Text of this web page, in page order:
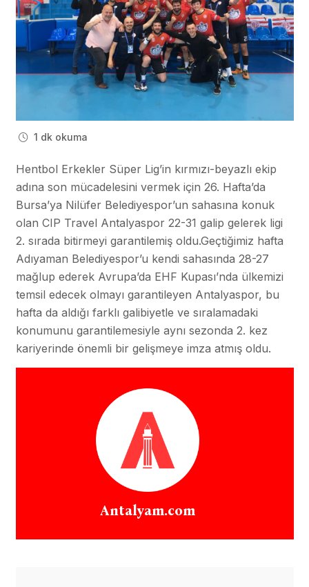
1 dk okuma
Hentbol Erkekler Süper Lig’in kırmızı-beyazlı ekip
adına son mücadelesini vermek için 26. Hafta’da
Bursa’ya Nilüfer Belediyespor’un sahasına konuk
olan CIP Travel Antalyaspor 22-31 galip gelerek ligi
2. sırada bitirmeyi garantilemiş oldu.Geçtiğimiz hafta
Adıyaman Belediyespor’u kendi sahasında 28-27
mağlup ederek Avrupa’da EHF Kupası’nda ülkemizi
temsil edecek olmayı garantileyen Antalyaspor, bu
hafta da aldığı farklı galibiyetle ve sıralamadaki
konumunu garantilemesiyle aynı sezonda 2. kez
kariyerinde önemli bir gelişmeye imza atmış oldu.
Antalyam.com